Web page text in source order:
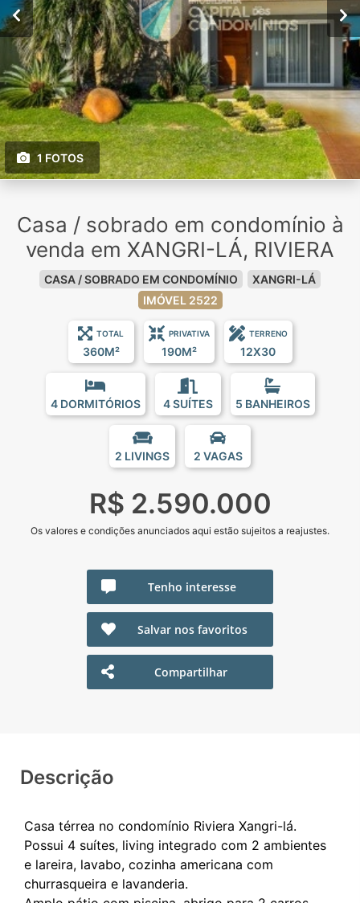
1 FOTOS
Casa / sobrado em condomínio à
venda em XANGRI-LÁ, RIVIERA
CASA / SOBRADO EM CONDOMÍNIO
XANGRI-LÁ
IMÓVEL 2522
TOTAL
360M²
PRIVATIVA
190M²
TERRENO
12X30
4 DORMITÓRIOS 4 SUÍTES 5 BANHEIROS
2 LIVINGS 2 VAGAS
R$ 2.590.000
Os valores e condições anunciados aqui estão sujeitos a reajustes.
Tenho interesse
Salvar nos favoritos
Compartilhar
Descrição
Casa térrea no condomínio Riviera Xangri-lá.
Possui 4 suítes, living integrado com 2 ambientes
e lareira, lavabo, cozinha americana com
churrasqueira e lavanderia.